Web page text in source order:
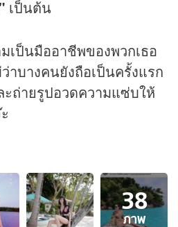
เป็นต้น
เป็นมืออาชีพของพวกเธอ
บางคนยังถือเป็นครั้งแรก
ถ่ายรูปอวดความแซ่บให้
38
ภาพ